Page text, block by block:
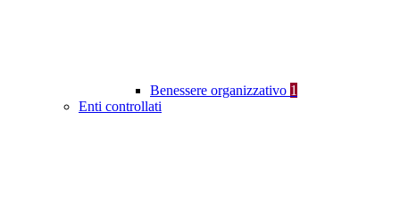
Benessere organizzativo 1
Enti controllati